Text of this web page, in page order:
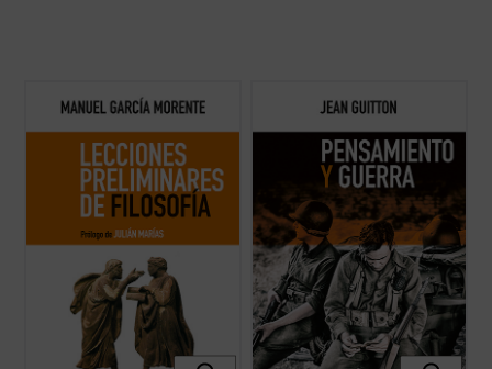
Los lectores y estudiosos de estas
lecciones cuentan con un recorrido que los
humanidad ha llegado hasta aquí. Nacidas
de un curso impartido por el autor en 1937
en la universidad argentina de ...(ver ficha)
A lo largo de estos textos, reeditados
recientemente con la colaboración de los
Francia, Guitton evidencia la estrecha
vinculación entre el pensamiento
estratégico y la filosofía, pues «detrás de